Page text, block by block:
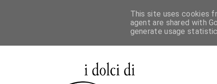
This site uses cookies
agent are shared with
generate usage